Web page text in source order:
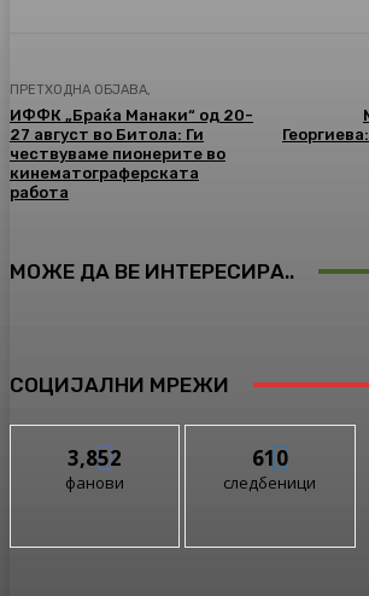
ПРЕТХОДНА ОБЈАВА,
ИФФК „Браќа Манаки“ од 20-
27 август во Битола: Ги
чествуваме пионерите во
кинематограферската
работа
МОЖЕ ДА ВЕ ИНТЕРЕСИРА..
СОЦИЈАЛНИ МРЕЖИ
3,852
фанови
610
следбеници